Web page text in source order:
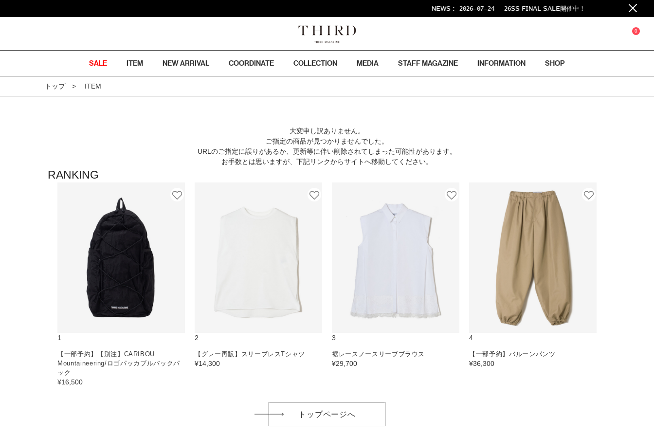
NEWS : 2026-07-24 26SS FINAL SALE開催中！
0
SALE ITEM NEW ARRIVAL COORDINATE COLLECTION MEDIA STAFF MAGAZINE INFORMATION SHOP
トップ ITEM
大変申し訳ありません。
ご指定の商品が見つかりませんでした。
URLのご指定に誤りがあるか、更新等に伴い削除されてしまった可能性があります。
お手数とは思いますが、下記リンクからサイトへ移動してください。
RANKING
1
【一部予約】【別注】CARIBOU
Mountaineering/ロゴパッカブルバックパ
ック
¥16,500
2
【グレー再販】スリーブレスTシャツ
¥14,300
3
裾レースノースリーブブラウス
¥29,700
4
【一部予約】バルーンパンツ
¥36,300
トップページへ